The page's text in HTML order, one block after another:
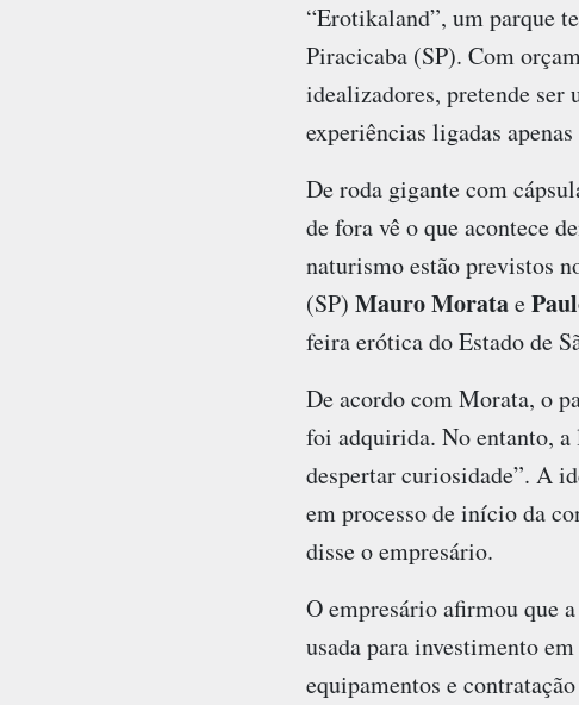
“Erotikaland”, um parque
Piracicaba (SP). Com
idealizadores, pretende ser
experiências ligadas
De roda gigante com
de fora vê o que acontece
naturismo estão previstos
(SP) Mauro Moratae
feira erótica do Estado de
De acordo com Morata, o
foi adquirida. No entanto,
despertar curiosidade”. A
em processo de início da
disse o empresário.
O empresário afirmou que
usada para investimento
equipamentos e